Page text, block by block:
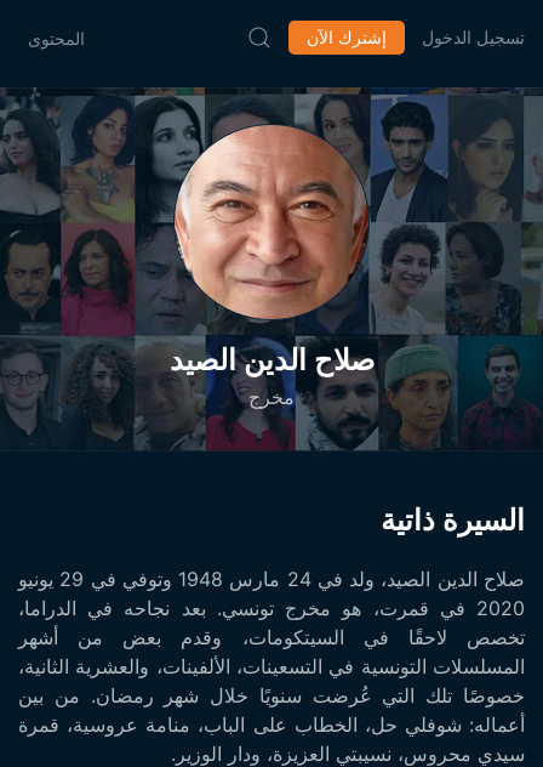
المحتوى إشترك الآن تسجيل الدخول
صلاح الدين الصيد
مخرج
السيرة ذاتية
صلاح الدين الصيد، ولد في 24 مارس 1948 وتوفي في 29 يونيو
2020 في قمرت، هو مخرج تونسي. بعد نجاحه في الدراما،
تخصص لاحقًا في السيتكومات، وقدم بعض من أشهر
المسلسلات التونسية في التسعينات، الألفينات، والعشرية الثانية،
خصوصًا تلك التي عُرضت سنويًا خلال شهر رمضان. من بين
أعماله: شوفلي حل، الخطاب على الباب، منامة عروسية، قمرة
سيدي محروس، نسيبتي العزيزة، ودار الوزير.